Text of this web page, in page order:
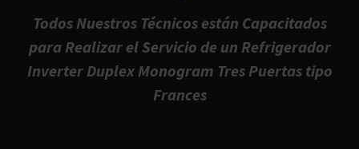
Todos Nuestros Técnicos están Capacitados
para Realizar el Servicio de un Refrigerador
Inverter Duplex Monogram Tres Puertas tipo
Frances